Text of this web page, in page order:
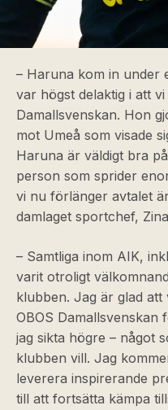
– Haruna kom in under
var högst delaktig i att
Damallsvenskan. Hon
mot Umeå som visade
Haruna är väldigt bra
person som sprider
vi nu förlänger avtalet
damlaget sportchef,
– Samtliga inom AIK,
varit otroligt
klubben. Jag är glad
OBOS Damallsvenskan
jag sikta högre – något
klubben vill. Jag
leverera inspirerande
till att fortsätta kämpa